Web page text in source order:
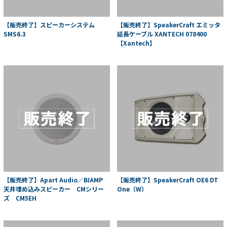
【販売終了】スピーカーシステム
SMS6.3
【販売終了】SpeakerCraft エミッタ
延長ケーブル XANTECH 078400
【Xantech】
【販売終了】Apart Audio／BIAMP
天井埋め込みスピーカー CMシリー
ズ CM5EH
【販売終了】SpeakerCraft OE6 DT
One（W）